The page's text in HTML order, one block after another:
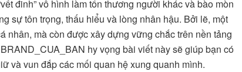
đinh” vô hình làm tổn thương người khác và bào mòn
sự tôn trọng, thấu hiểu và lòng nhân hậu. Bởi lẽ, một
nhân, mà còn được xây dựng vững chắc trên nền tảng
hy vọng bài viết này sẽ giúp bạn có
và vun đắp các mối quan hệ xung quanh mình.